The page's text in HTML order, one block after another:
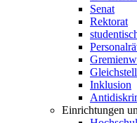
Senat
Rektorat
Inklusion
Einrichtungen